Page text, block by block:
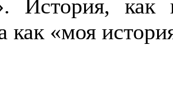
История, как
как «моя